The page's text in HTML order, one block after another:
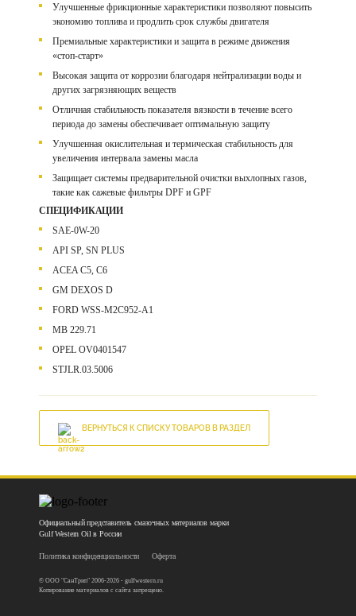
Улучшенные фрикционные характеристики позволяют повысить
экономию топлива и продлить срок службы двигателя
Премиальные характеристики и защита в режиме движения
«стоп-старт»
Высокая защита от коррозии благодаря нейтрализации воды и
других загрязняющих веществ
Отличная стабильность показателя вязкости в течение всего
периода до замены обеспечивает оптимальную защиту
Улучшенная окислительная и термическая стабильность для
увеличения интервала замены масла
Защищает системы предварительной очистки выхлопных газов,
такие как сажевые фильтры DPF и GPF
СПЕЦИФИКАЦИИ
SAE-0W-20
API SP, SN PLUS
ACEA C5, C6
GM DEXOS D
FORD WSS-M2C952-A1
MB 229.71
OPEL OV0401547
STJLR.03.5006
ВЕРНУТЬСЯ К СПИСКУ ТОВАРОВ В РАЗДЕЛ
Официальный представитель смазочных материалов марки
Gulf Western Oil в России
Политика конфиденциальности Оферта
© ООО "СанТрип" 2006-2026 - gulfwestern.ru
Копирование материалов с сайта запрещено.